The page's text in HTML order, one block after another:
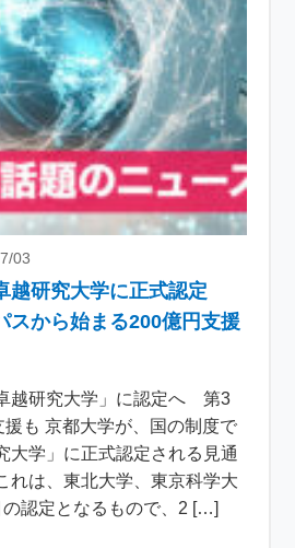
03
越研究大学に正式認定
から始まる200億円支援
越研究大学」に認定へ 第3
も 京都大学が、国の制度で
大学」に正式認定される見通
れは、東北大学、東京科学大
認定となるもので、2 […]